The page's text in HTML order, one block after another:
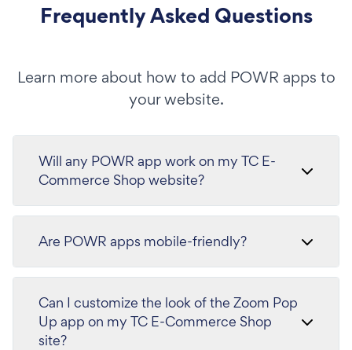
Frequently Asked Questions
Learn more about how to add POWR apps to
your website.
Will any POWR app work on my TC E-
Commerce Shop website?
Are POWR apps mobile-friendly?
Can I customize the look of the Zoom Pop
Up app on my TC E-Commerce Shop
site?